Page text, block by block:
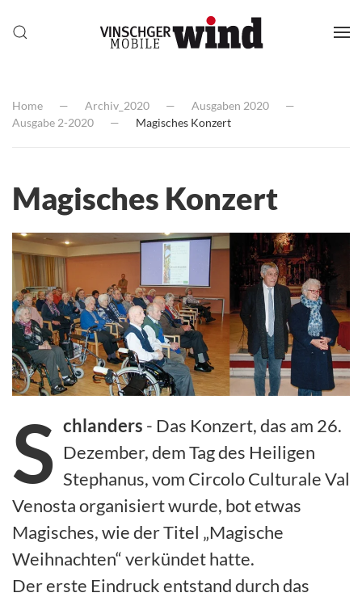
Home Archiv_2020
Ausgaben 2020
Ausgabe 2-2020
Magisches Konzert
Magisches Konzert
S chlanders - Das Konzert, das am 26.
Dezember, dem Tag des Heiligen
Stephanus, vom Circolo Culturale Val
Venosta organisiert wurde, bot etwas
Magisches, wie der Titel „Magische
Weihnachten“ verkündet hatte.
Der erste Eindruck entstand durch das